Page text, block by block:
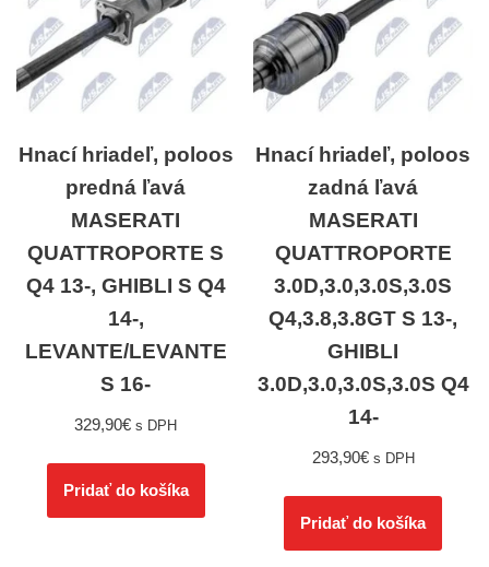
Hnací hriadeľ, poloos
predná ľavá
MASERATI
QUATTROPORTE S
Q4 13-, GHIBLI S Q4
14-,
LEVANTE/LEVANTE
S 16-
329,90€ s DPH
Pridať do košíka
Hnací hriadeľ, poloos
zadná ľavá
MASERATI
QUATTROPORTE
3.0D,3.0,3.0S,3.0S
Q4,3.8,3.8GT S 13-,
GHIBLI
3.0D,3.0,3.0S,3.0S Q4
14-
293,90€ s DPH
Pridať do košíka